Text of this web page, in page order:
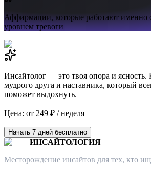
Аффирмации,которые работают
уровнем тревоги
Инсайтолог — это твоя опора и ясность.
мудрого друга и наставника, который
поможет выдохнуть.
Цена: от 249 ₽ / неделя
Начать 7 дней бесплатно
ИНСАЙТОЛОГИЯ
Месторождение инсайтов для тех, кто